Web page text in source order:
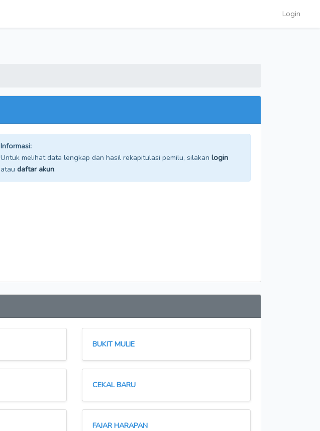
Login
Informasi:
Untuk melihat data lengkap dan hasil rekapitulasi pemilu, silakan login
atau daftar akun.
BUKIT MULIE
CEKAL BARU
FAJAR HARAPAN